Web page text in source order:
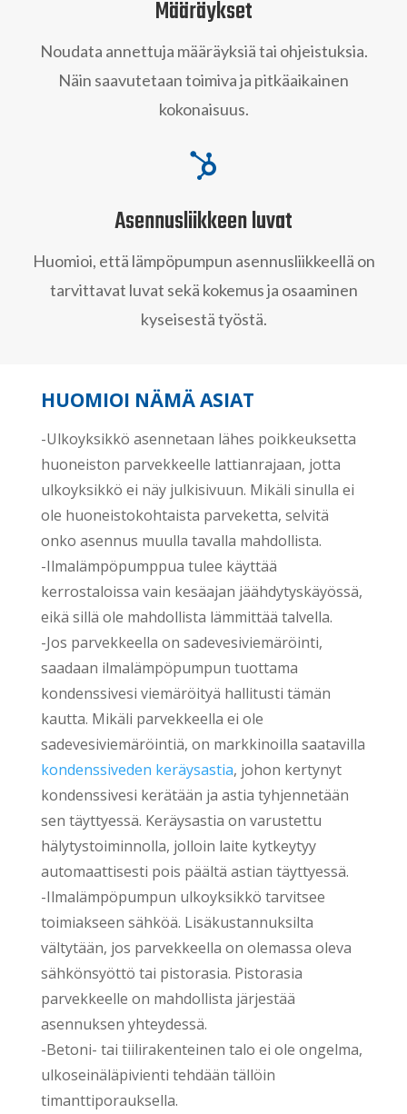
Määräykset
Noudata annettuja määräyksiä tai ohjeistuksia.
Näin saavutetaan toimiva ja pitkäaikainen
kokonaisuus.

Asennusliikkeen luvat
Huomioi, että lämpöpumpun asennusliikkeellä on
tarvittavat luvat sekä kokemus ja osaaminen
kyseisestä työstä.
HUOMIOI NÄMÄ ASIAT
-Ulkoyksikkö asennetaan lähes poikkeuksetta
huoneiston parvekkeelle lattianrajaan, jotta
ulkoyksikkö ei näy julkisivuun. Mikäli sinulla ei
ole huoneistokohtaista parveketta, selvitä
onko asennus muulla tavalla mahdollista.
-Ilmalämpöpumppua tulee käyttää
kerrostaloissa vain kesäajan jäähdytyskäyössä,
eikä sillä ole mahdollista lämmittää talvella.
-Jos parvekkeella on sadevesiviemäröinti,
saadaan ilmalämpöpumpun tuottama
kondenssivesi viemäröityä hallitusti tämän
kautta. Mikäli parvekkeella ei ole
sadevesiviemäröintiä, on markkinoilla saatavilla
kondenssiveden keräysastia, johon kertynyt
kondenssivesi kerätään ja astia tyhjennetään
sen täyttyessä. Keräysastia on varustettu
hälytystoiminnolla, jolloin laite kytkeytyy
automaattisesti pois päältä astian täyttyessä.
-Ilmalämpöpumpun ulkoyksikkö tarvitsee
toimiakseen sähköä. Lisäkustannuksilta
vältytään, jos parvekkeella on olemassa oleva
sähkönsyöttö tai pistorasia. Pistorasia
parvekkeelle on mahdollista järjestää
asennuksen yhteydessä.
-Betoni- tai tiilirakenteinen talo ei ole ongelma,
ulkoseinäläpivienti tehdään tällöin
timanttiporauksella.